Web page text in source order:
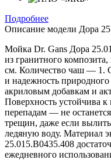
Подробнее
Описание модели Дора
Мойка Dr. Gans Дора
из гранитного
см. Количество чаш — 1.
и надежность природного
акриловым добавкам и
Поверхность устойчива
перепадам — не
трещин, даже если
ледяную воду. Материал
25.015.B0435.408
ежедневного